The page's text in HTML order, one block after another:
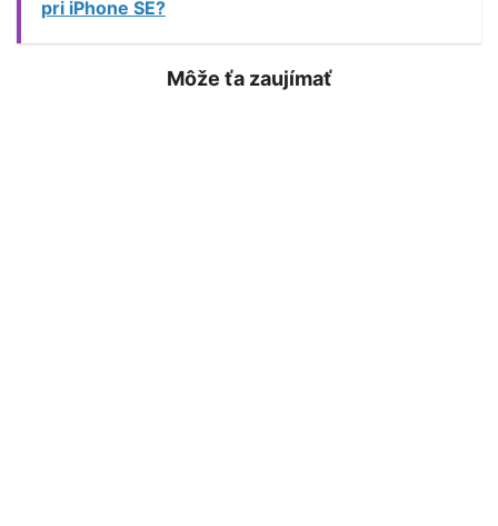
pri iPhone SE?
Môže ťa zaujímať